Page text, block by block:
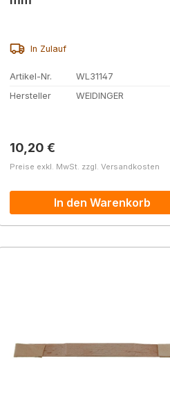
In Zulauf
Artikel-Nr.
WL31147
Hersteller
WEIDINGER
Regulärer Preis:
10,20 €
Preise exkl. MwSt. zzgl. Versandkosten
In den Warenkorb